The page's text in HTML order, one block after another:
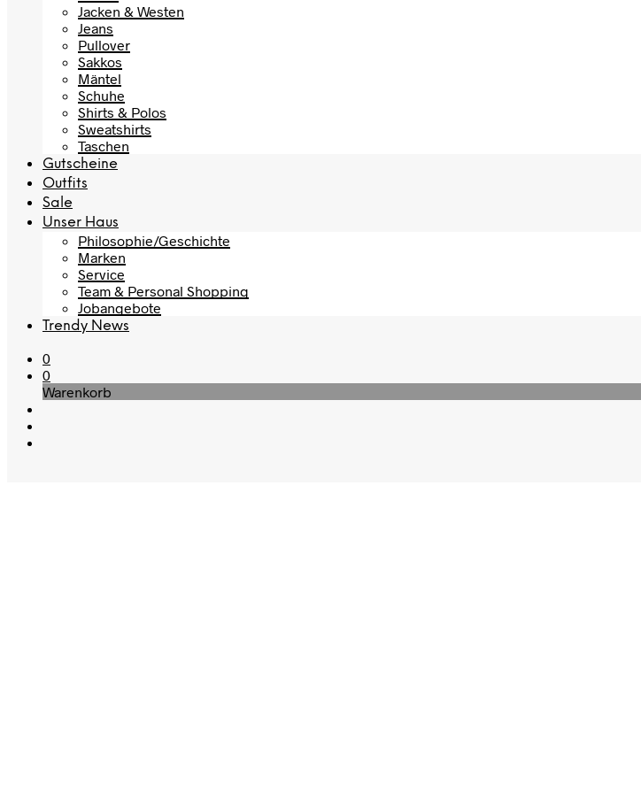
Jacken & Westen
Jeans
Pullover
Sakkos
Mäntel
Schuhe
Shirts & Polos
Sweatshirts
Taschen
Gutscheine
Outfits
Sale
Unser Haus
Philosophie/Geschichte
Marken
Service
Team & Personal Shopping
Jobangebote
Trendy News
0
0
Warenkorb